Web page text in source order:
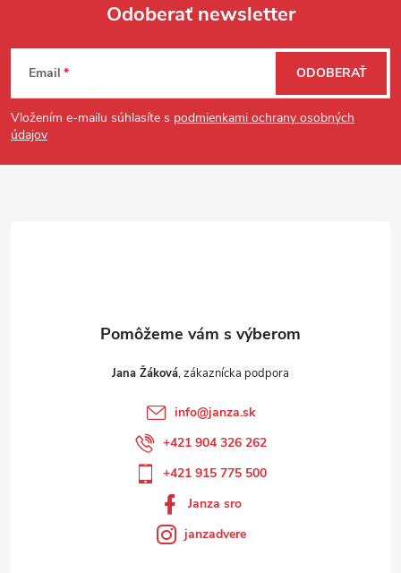
Zápätie
Odoberať newsletter
Email
Vložením e-mailu súhlasíte s podmienkami ochrany osobných
údajov
ODOBERAŤ
Jana Žáková
info@janza.sk
+421 904 326 262
+421 915 775 500
Janza sro
janzadvere